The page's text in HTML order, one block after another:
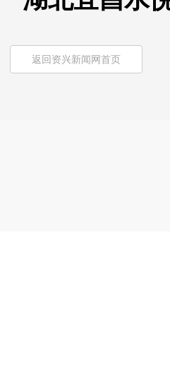
返回资兴新闻网首页